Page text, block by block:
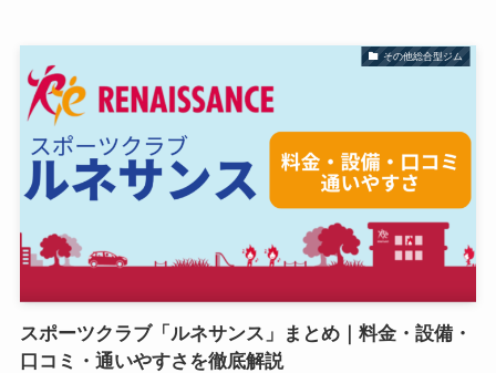
その他総合型ジム
スポーツクラブ「ルネサンス」まとめ｜料金・設備・
口コミ・通いやすさを徹底解説